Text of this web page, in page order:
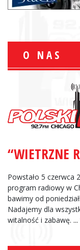
O NAS
“WIETRZNE
Powstało 5 czerwca
program radiowy w
bawimy od
Nadajemy dla
witalność i zabawę.